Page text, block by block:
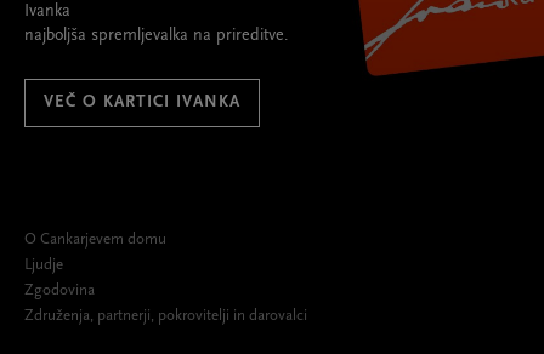
Ivanka
najboljša spremljevalka na prireditve.
VEČ O KARTICI IVANKA
O Cankarjevem domu
Ljudje
Zgodovina
Združenja, partnerji, pokrovitelji in darovalci